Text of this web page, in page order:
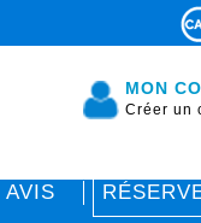
MON
Créer un
AVIS